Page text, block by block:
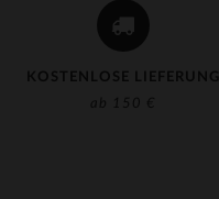
KOSTENLOSE LIEFERUNG
ab 150 €